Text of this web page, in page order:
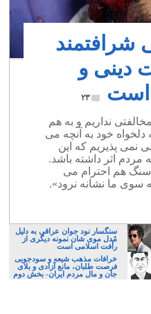
شرافتمند
دینی و
است
۲۳
نداریم و به هم
خود به آنچه می
نمی پذیریم که این
مردم اثر داشته باشد.
سنگ هم احترام می
سوی ما نشانه نرود».
سنگسار نود جوان عراقی به دلیل
مُدل موی شان نمونه دیگری از
رأفت اسلامی است
خرافات مذهب شیعه و سودجویی
فرصت طلبان، مانع آزادی و بلای
جان و مال مردم ایران- بخش دوم